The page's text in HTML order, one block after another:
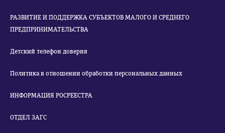
РАЗВИТИЕ И ПОДДЕРЖКА СУБЪЕКТОВ МАЛОГО И СРЕДНЕГО
ПРЕДПРИНИМАТЕЛЬСТВА
Детский телефон доверия
Политика в отношении обработки персональных данных
ИНФОРМАЦИЯ РОСРЕЕСТРА
ОТДЕЛ ЗАГС